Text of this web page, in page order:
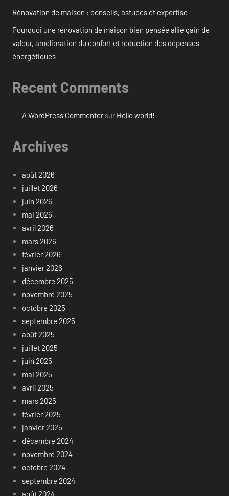
Rénovation de maison : conseils, astuces et expertise
Pourquoi une rénovation de maison bien pensée allie gain de
valeur, amélioration du confort et réduction des dépenses
énergétiques
Recent Comments
A WordPress Commentersur Hello world!
Archives
août 2026
juillet 2026
juin 2026
mai 2026
avril 2026
mars 2026
février 2026
janvier 2026
décembre 2025
novembre 2025
octobre 2025
septembre 2025
août 2025
juillet 2025
juin 2025
mai 2025
avril 2025
mars 2025
février 2025
janvier 2025
décembre 2024
novembre 2024
octobre 2024
septembre 2024
août 2024